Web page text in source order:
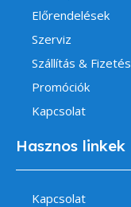
Előrendelések
Szerviz
Szállítás & Fizetés
Promóciók
Kapcsolat
Hasznos linkek
Kapcsolat